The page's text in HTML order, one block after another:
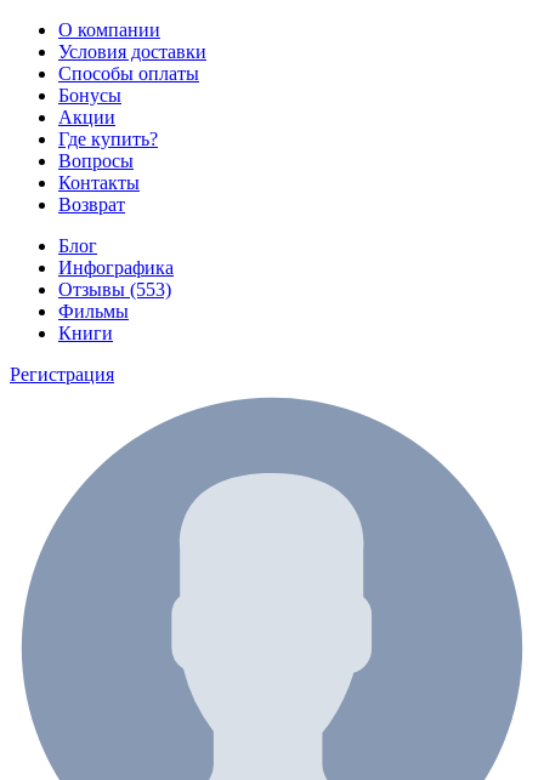
О компании
Условия доставки
Способы оплаты
Бонусы
Акции
Где купить?
Вопросы
Контакты
Возврат
Блог
Инфографика
Отзывы (553)
Фильмы
Книги
Регистрация